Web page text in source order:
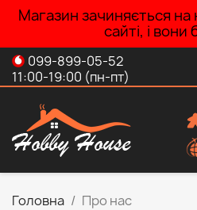
Магазин зачиняється на
сайті, і
099-899-05-52
11:00-19:00 (пн-пт)
Головна Про нас